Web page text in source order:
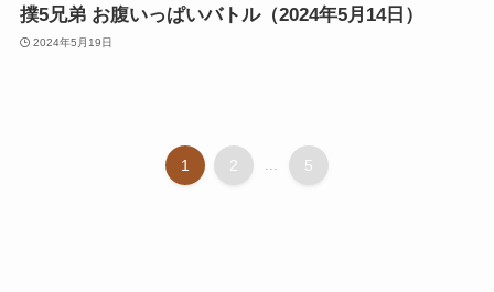
撲5兄弟 お腹いっぱいバトル（2024年5月14日）
2024年5月19日
1 2 ... 5